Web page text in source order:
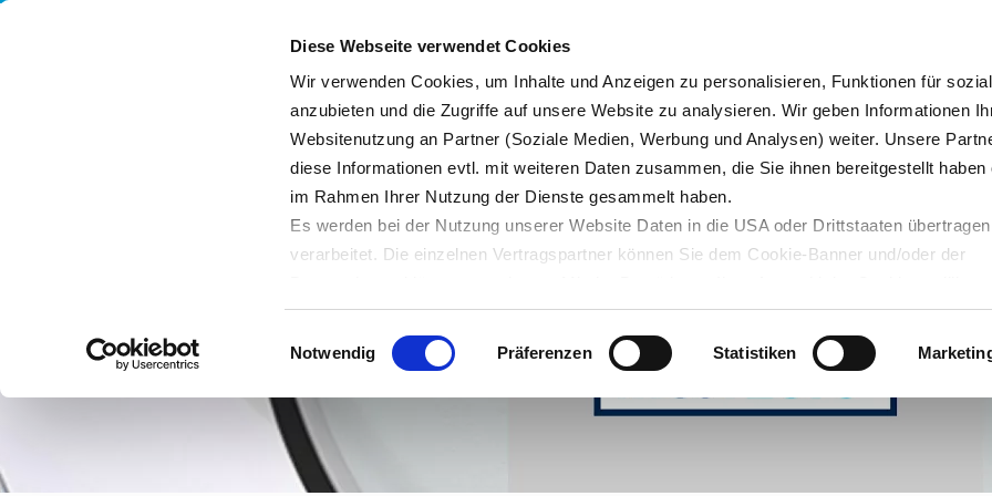
Diese Webseite verwendet Cookies
Wir verwenden Cookies, um Inhalte und Anzeigen zu personalisieren, Funktionen für
anzubieten und die Zugriffe auf unsere Website zu analysieren. Wir geben Informationen
Websitenutzung an Partner (Soziale Medien, Werbung und Analysen) weiter. Unsere
diese Informationen evtl. mit weiteren Daten zusammen, die Sie ihnen bereitgestellt haben
im Rahmen Ihrer Nutzung der Dienste gesammelt haben.
Es werden bei der Nutzung unserer Website Daten in die USA oder Drittstaaten
verarbeitet. Die einzelnen Vertragspartner können Sie dem Cookie-Banner und/oder der
Datenübertragung in Drittstaaten ein. Erst wenn Sie Buttons anklicken, werden Bilder und
von Drittanbietern nachgeladen. Ihre IP-Adresse wird dabei an externe Server übertragen.
Datenschutz dieser Anbieter können Sie sich auf deren Seiten informieren. Wir speichern
Einwilligung. Sie können sie unterdatenschutz@interzero.dejederzeit widerrufen.
erfahren Sie in unserer
Einwilligungsauswahl
Notwendig Präferenzen Statistiken
Unternehmen Nachhaltigkeit Blog Servicedesk